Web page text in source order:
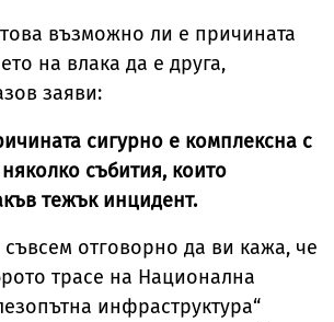
възможно ли е причината
на влака да е друга,
заяви:
сигурно е комплексна с
събития, които
тежък инцидент.
съвсем отговорно да ви кажа, че
трасе на Национална
инфраструктура“